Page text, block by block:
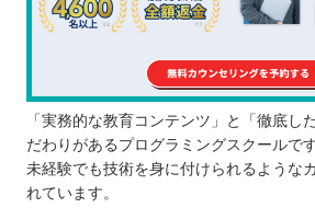
「実務的な教育コンテンツ」と「徹底し
だわりがあるプログラミングスクールです
未経験でも技術を身に付けられるような
れています。